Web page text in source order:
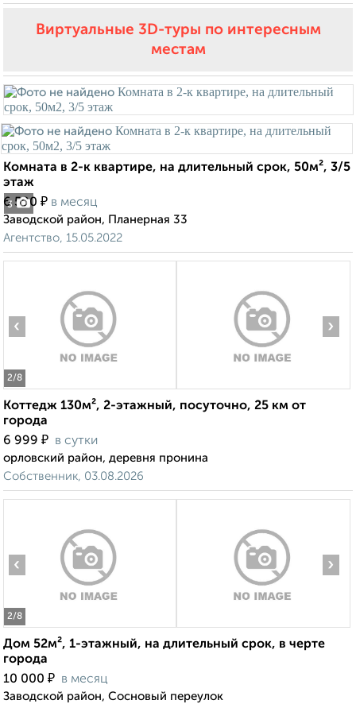
Виртуальные 3D-туры по интересным
местам
3
Комната в 2-к квартире, на длительный срок, 50м², 3/5
этаж
6 500 ₽ в месяц
Заводской район, Планерная 33
Агентство, 15.05.2022
2/8
‹ ›
Коттедж 130м², 2-этажный, посуточно, 25 км от
города
6 999 ₽ в сутки
орловский район, деревня пронина
Собственник, 03.08.2026
2/8
‹ ›
Дом 52м², 1-этажный, на длительный срок, в черте
города
10 000 ₽ в месяц
Заводской район, Сосновый переулок